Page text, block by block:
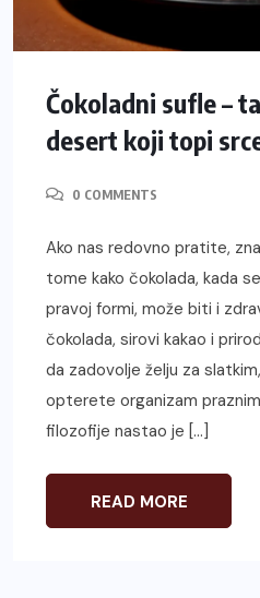
Čokoladni sufle –
desert koji topi
0 COMMENTS
Ako nas redovno pratite,
tome kako čokolada, kada
pravoj formi, može biti i
čokolada, sirovi kakao i
da zadovolje želju za
opterete organizam
filozofije nastao je […]
READ MORE